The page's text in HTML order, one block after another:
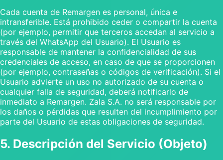
Cada cuenta de Remargen es personal, única e
intransferible. Está prohibido ceder o compartir la cuenta
(por ejemplo, permitir que terceros accedan al servicio a
través del WhatsApp del Usuario). El Usuario es
responsable de mantener la confidencialidad de sus
credenciales de acceso, en caso de que se proporcionen
(por ejemplo, contraseñas o códigos de verificación). Si el
Usuario advierte un uso no autorizado de su cuenta o
cualquier falla de seguridad, deberá notificarlo de
inmediato a Remargen. Zala S.A. no será responsable por
los daños o pérdidas que resulten del incumplimiento por
parte del Usuario de estas obligaciones de seguridad.
5. Descripción del Servicio (Objeto)